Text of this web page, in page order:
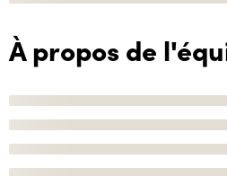
À propos de